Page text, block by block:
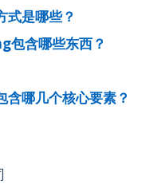
式是哪些？
包含哪些东西？
含哪几个核心要素？